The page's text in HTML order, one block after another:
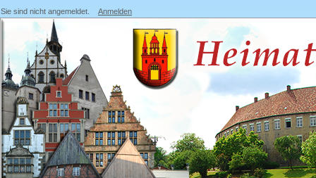
Sie sind nicht angemeldet. Anmelden